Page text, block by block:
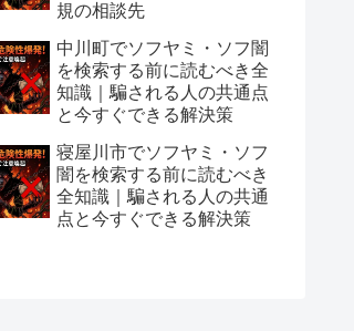
規の相談先
中川町でソフヤミ・ソフ闇
を検索する前に読むべき全
知識｜騙される人の共通点
と今すぐできる解決策
寝屋川市でソフヤミ・ソフ
闇を検索する前に読むべき
全知識｜騙される人の共通
点と今すぐできる解決策